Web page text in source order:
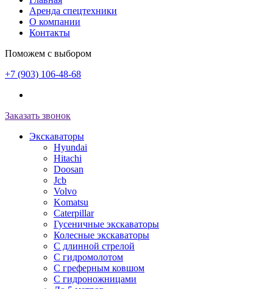
Аренда спецтехники
О компании
Контакты
Поможем с выбором
+7 (903) 106-48-68
Заказать звонок
Экскаваторы
Hyundai
Hitachi
Doosan
Jcb
Volvo
Komatsu
Caterpillar
Гусеничные экскаваторы
Колесные экскаваторы
С длинной стрелой
С гидромолотом
С греферным ковшом
С гидроножницами